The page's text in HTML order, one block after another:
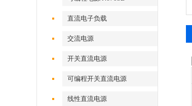
直流电子负载
交流电源
开关直流电源
可编程开关直流电源
线性直流电源